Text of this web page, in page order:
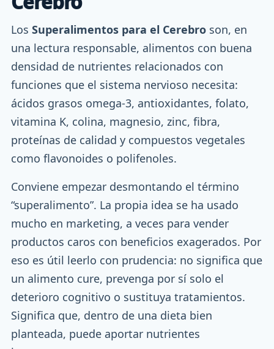
Los Superalimentos para el Cerebro son, en
una lectura responsable, alimentos con buena
densidad de nutrientes relacionados con
funciones que el sistema nervioso necesita:
ácidos grasos omega-3, antioxidantes, folato,
vitamina K, colina, magnesio, zinc, fibra,
proteínas de calidad y compuestos vegetales
como flavonoides o polifenoles.
Conviene empezar desmontando el término
“superalimento”. La propia idea se ha usado
mucho en marketing, a veces para vender
productos caros con beneficios exagerados. Por
eso es útil leerlo con prudencia: no significa que
un alimento cure, prevenga por sí solo el
deterioro cognitivo o sustituya tratamientos.
Significa que, dentro de una dieta bien
planteada, puede aportar nutrientes